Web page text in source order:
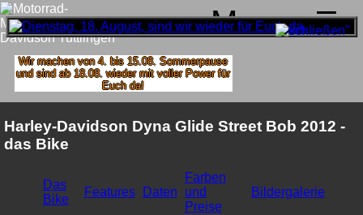
Menu
Wir machen von 4. bis 15.08. Sommerpause
und sind ab 18.08. wieder mit voller Power für
Euch da!
Harley-Davidson Dyna Glide Street Bob 2012 -
das Bike
Das
Bike
Features Daten
Farben
und
Preise
Bildergalerie